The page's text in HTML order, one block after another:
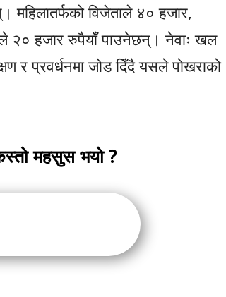
विजेताले ४० हजार,
२० हजार रुपैयाँ पाउनेछन्। नेवाः खल
र प्रवर्धनमा जोड दिँदै यसले पोखराको
महसुस भयो ?